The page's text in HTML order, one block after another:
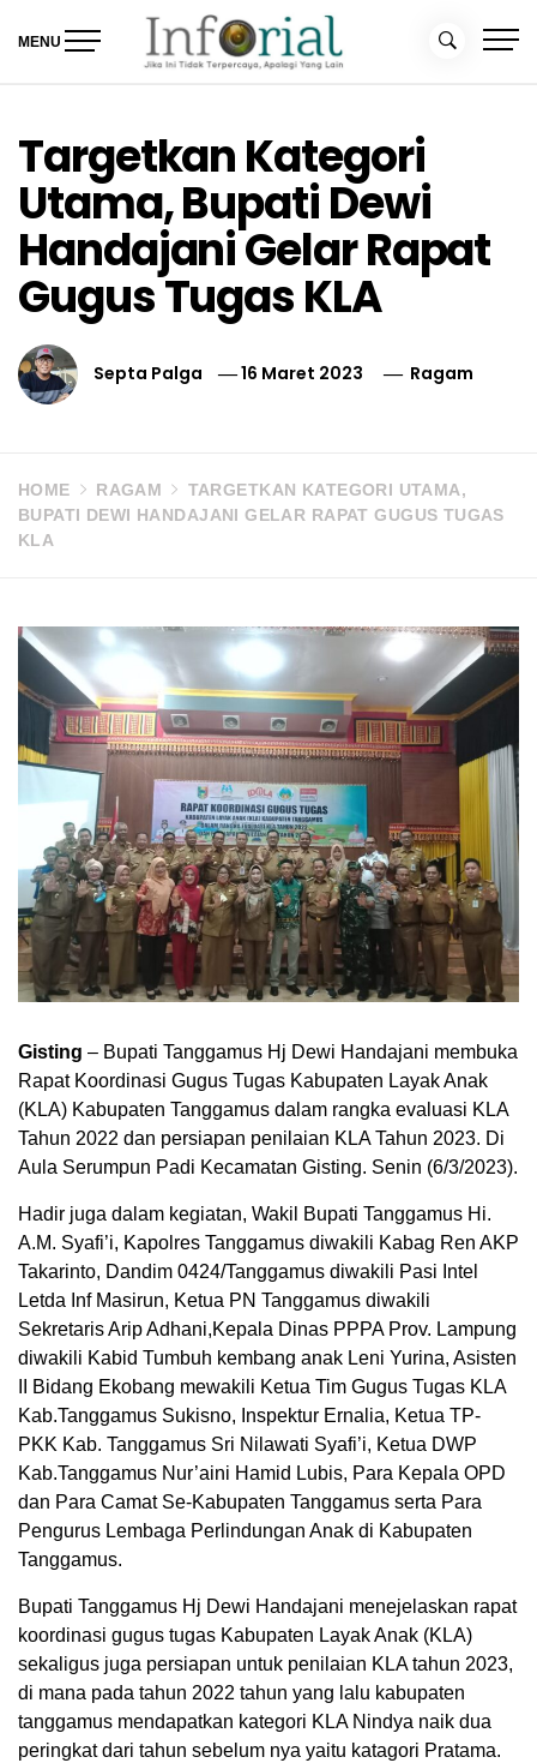
MENU
Targetkan Kategori
Utama, Bupati Dewi
Handajani Gelar Rapat
Gugus Tugas KLA
Septa Palga 16 Maret 2023 Ragam
HOME RAGAM
TARGETKAN KATEGORI UTAMA,
BUPATI DEWI HANDAJANI GELAR RAPAT GUGUS TUGAS
KLA
Gisting – Bupati Tanggamus Hj Dewi Handajani membuka
Rapat Koordinasi Gugus Tugas Kabupaten Layak Anak
(KLA) Kabupaten Tanggamus dalam rangka evaluasi KLA
Tahun 2022 dan persiapan penilaian KLA Tahun 2023. Di
Aula Serumpun Padi Kecamatan Gisting. Senin (6/3/2023).
Hadir juga dalam kegiatan, Wakil Bupati Tanggamus Hi.
A.M. Syafi’i, Kapolres Tanggamus diwakili Kabag Ren AKP
Takarinto, Dandim 0424/Tanggamus diwakili Pasi Intel
Letda Inf Masirun, Ketua PN Tanggamus diwakili
Sekretaris Arip Adhani,Kepala Dinas PPPA Prov. Lampung
diwakili Kabid Tumbuh kembang anak Leni Yurina, Asisten
II Bidang Ekobang mewakili Ketua Tim Gugus Tugas KLA
Kab.Tanggamus Sukisno, Inspektur Ernalia, Ketua TP-
PKK Kab. Tanggamus Sri Nilawati Syafi’i, Ketua DWP
Kab.Tanggamus Nur’aini Hamid Lubis, Para Kepala OPD
dan Para Camat Se-Kabupaten Tanggamus serta Para
Pengurus Lembaga Perlindungan Anak di Kabupaten
Tanggamus.
Bupati Tanggamus Hj Dewi Handajani menejelaskan rapat
koordinasi gugus tugas Kabupaten Layak Anak (KLA)
sekaligus juga persiapan untuk penilaian KLA tahun 2023,
di mana pada tahun 2022 tahun yang lalu kabupaten
tanggamus mendapatkan kategori KLA Nindya naik dua
peringkat dari tahun sebelum nya yaitu katagori Pratama.